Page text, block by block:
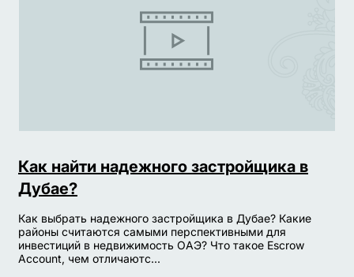
Как найти надежного застройщика в
Дубае?
Как выбрать надежного застройщика в Дубае? Какие
районы считаются самыми перспективными для
инвестиций в недвижимость ОАЭ? Что такое Escrow
Account, чем отличаютс...